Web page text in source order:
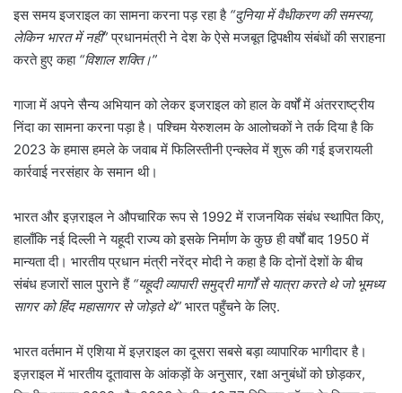
इस समय इजराइल का सामना करना पड़ रहा है “दुनिया में वैधीकरण की समस्या,
लेकिन भारत में नहीं”प्रधानमंत्री ने देश के ऐसे मजबूत द्विपक्षीय संबंधों की सराहना
करते हुए कहा “विशाल शक्ति।”
गाजा में अपने सैन्य अभियान को लेकर इजराइल को हाल के वर्षों में अंतरराष्ट्रीय
निंदा का सामना करना पड़ा है। पश्चिम येरुशलम के आलोचकों ने तर्क दिया है कि
2023 के हमास हमले के जवाब में फिलिस्तीनी एन्क्लेव में शुरू की गई इजरायली
कार्रवाई नरसंहार के समान थी।
भारत और इज़राइल ने औपचारिक रूप से 1992 में राजनयिक संबंध स्थापित किए,
हालाँकि नई दिल्ली ने यहूदी राज्य को इसके निर्माण के कुछ ही वर्षों बाद 1950 में
मान्यता दी। भारतीय प्रधान मंत्री नरेंद्र मोदी ने कहा है कि दोनों देशों के बीच
संबंध हजारों साल पुराने हैं “यहूदी व्यापारी समुद्री मार्गों से यात्रा करते थे जो भूमध्य
सागर को हिंद महासागर से जोड़ते थे” भारत पहुँचने के लिए.
भारत वर्तमान में एशिया में इज़राइल का दूसरा सबसे बड़ा व्यापारिक भागीदार है।
इज़राइल में भारतीय दूतावास के आंकड़ों के अनुसार, रक्षा अनुबंधों को छोड़कर,